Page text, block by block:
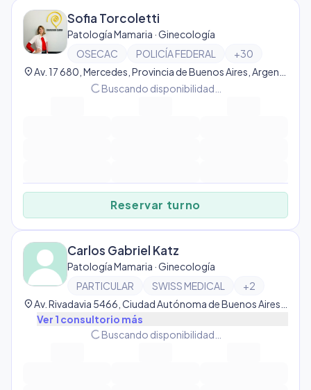
Sofia Torcoletti
Patología Mamaria · Ginecología
OSECAC
POLICÍA FEDERAL +30
location_on
progress_activityBuscando disponibilidad…
Reservar turno
Carlos Gabriel Katz
Patología Mamaria · Ginecología
PARTICULAR
SWISS MEDICAL +2
location_on
Ver 1 consultorio más
progress_activityBuscando disponibilidad…